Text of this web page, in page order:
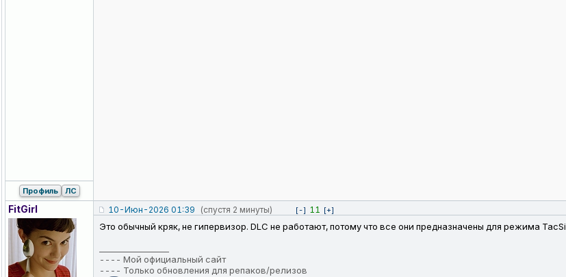
Профиль ЛС
FitGirl 10-Июн-2026 01:39 (спустя 2 минуты) [-] 11 [+]
Это обычный кряк, не гипервизор. DLC не работают, потому что все они предназначены для режима
---- Мой официальный сайт
---- Только обновления для репаков/релизов